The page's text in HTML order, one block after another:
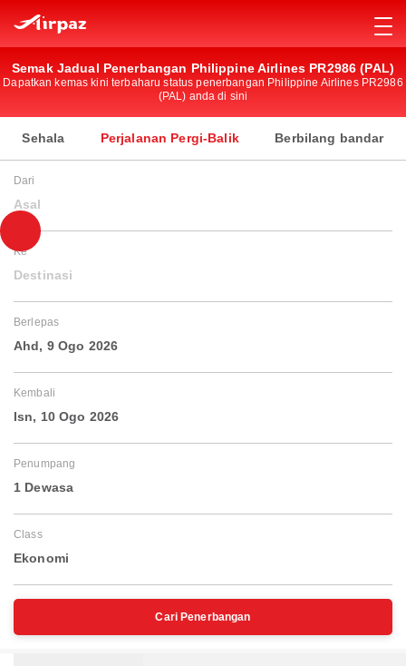
Semak Jadual Penerbangan Philippine Airlines PR2986 (PAL)
Dapatkan kemas kini terbaharu status penerbangan Philippine Airlines PR2986
(PAL) anda di sini
Sehala Perjalanan Pergi-Balik Berbilang bandar
Dari
Asal
Ke
Destinasi
Berlepas
Ahd, 9 Ogo 2026
Kembali
Isn, 10 Ogo 2026
Penumpang
1 Dewasa
Class
Ekonomi
Cari Penerbangan